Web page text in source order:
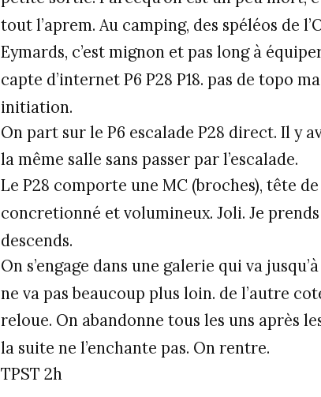
tout l’aprem. Au camping, des spéléos de
Eymards, c’est mignon et pas long à
capte d’internet P6 P28 P18. pas de topo
initiation.
On part sur le P6 escalade P28 direct. Il y
la même salle sans passer par l’escalade.
Le P28 comporte une MC (broches), tête
concretionné et volumineux. Joli. Je
descends.
On s’engage dans une galerie qui va
ne va pas beaucoup plus loin. de l’autre
reloue. On abandonne tous les uns après
la suite ne l’enchante pas. On rentre.
TPST 2h